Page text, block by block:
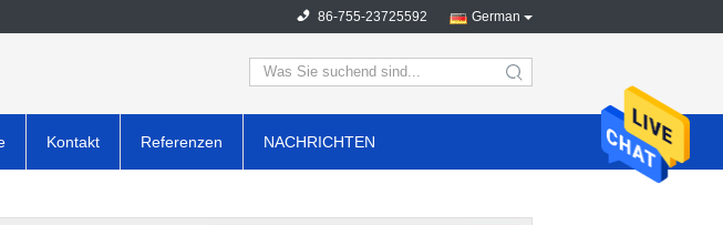
German
86-755-23725592
search
Kontakt Referenzen NACHRICHTEN